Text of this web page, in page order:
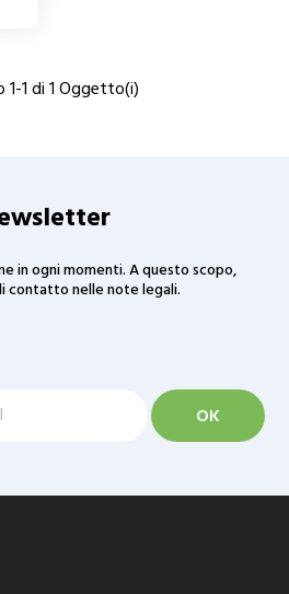
1 di 1 Oggetto(i)
in ogni momenti. A questo scopo,
contatto nelle note legali.